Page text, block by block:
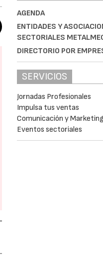
AGENDA
ENTIDADES Y
SECTORIALES
DIRECTORIO POR
SERVICIOS
Jornadas Profesionales
Impulsa tus ventas
Comunicación y
Eventos sectoriales